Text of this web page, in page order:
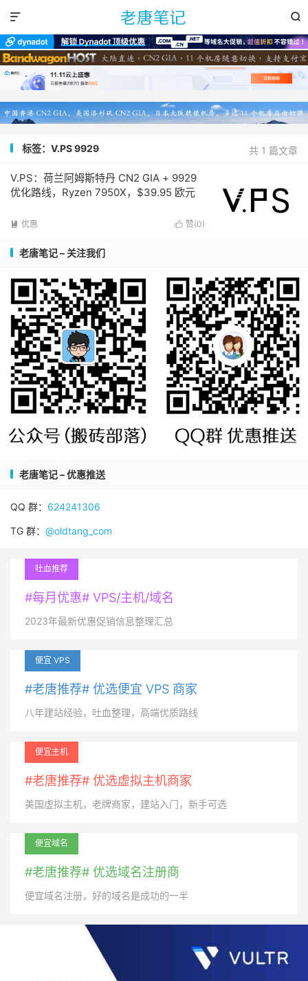


共 1 篇文章
标签：V.PS 9929
V.PS：荷兰阿姆斯特丹 CN2 GIA + 9929
优化路线，Ryzen 7950X，$39.95 欧元
 赞(0)
 优惠
老唐笔记 – 关注我们
老唐笔记 – 优惠推送
QQ 群： 624241306
TG 群： @oldtang_com
吐血推荐
#每月优惠# VPS/主机/域名
2023年最新优惠促销信息整理汇总
便宜 VPS
#老唐推荐# 优选便宜 VPS 商家
八年建站经验，吐血整理，高端优质路线
便宜主机
#老唐推荐# 优选虚拟主机商家
美国虚拟主机，老牌商家，建站入门，新手可选
便宜域名
#老唐推荐# 优选域名注册商
便宜域名注册，好的域名是成功的一半